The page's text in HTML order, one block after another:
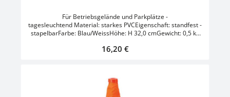
Für Betriebsgelände und Parkplätze -
tagesleuchtend Material: starkes PVCEigenschaft: standfest -
stapelbarFarbe: Blau/WeissHöhe: H 32,0 cmGewicht: 0,5 kg
Regulärer Preis:
16,20 €